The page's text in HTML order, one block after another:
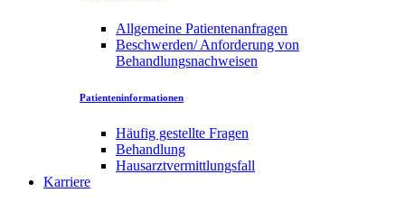
Allgemeine Patientenanfragen
Beschwerden/ Anforderung von
Behandlungsnachweisen
Patienteninformationen
Häufig gestellte Fragen
Behandlung
Hausarztvermittlungsfall
Karriere